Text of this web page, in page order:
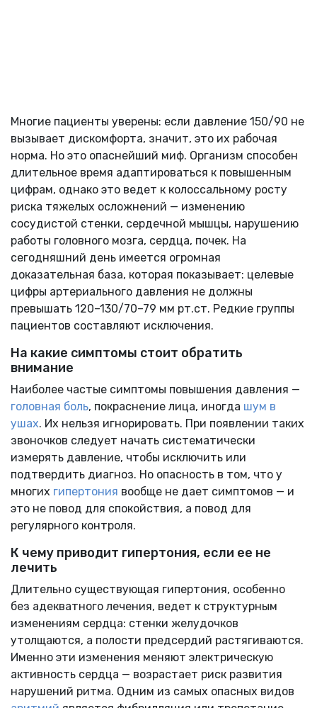
Многие пациенты уверены: если давление 150/90 не
вызывает дискомфорта, значит, это их рабочая
норма. Но это опаснейший миф. Организм способен
длительное время адаптироваться к повышенным
цифрам, однако это ведет к колоссальному росту
риска тяжелых осложнений — изменению
сосудистой стенки, сердечной мышцы, нарушению
работы головного мозга, сердца, почек. На
сегодняшний день имеется огромная
доказательная база, которая показывает: целевые
цифры артериального давления не должны
превышать 120–130/70–79 мм рт.ст. Редкие группы
пациентов составляют исключения.
На какие симптомы стоит обратить
внимание
Наиболее частые симптомы повышения давления —
головная боль, покраснение лица, иногда шум в
ушах. Их нельзя игнорировать. При появлении таких
звоночков следует начать систематически
измерять давление, чтобы исключить или
подтвердить диагноз. Но опасность в том, что у
многих гипертония вообще не дает симптомов — и
это не повод для спокойствия, а повод для
регулярного контроля.
К чему приводит гипертония, если ее не
лечить
Длительно существующая гипертония, особенно
без адекватного лечения, ведет к структурным
изменениям сердца: стенки желудочков
утолщаются, а полости предсердий растягиваются.
Именно эти изменения меняют электрическую
активность сердца — возрастает риск развития
нарушений ритма. Одним из самых опасных видов